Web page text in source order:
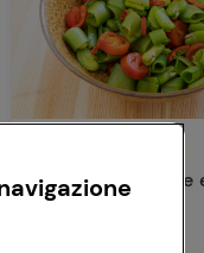
Spadellata di fave
baccelli